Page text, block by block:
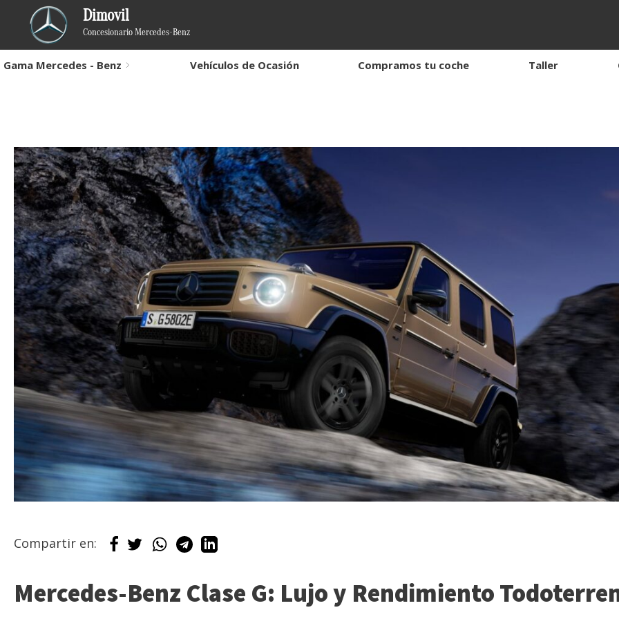
Dimovil
Concesionario Mercedes-Benz
Gama Mercedes - Benz Vehículos de Ocasión Compramos tu coche Taller
Compartir en:
Mercedes-Benz Clase G: Lujo y Rendimiento